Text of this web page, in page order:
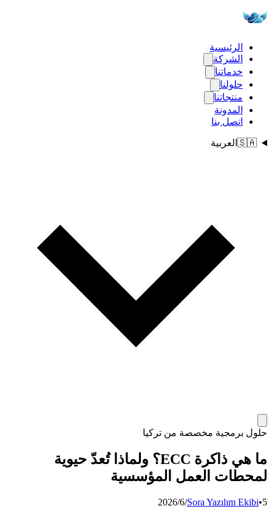
الرئيسية
الشركة
خدماتنا
حلولنا
منتجاتنا
المدونة
اتصل بنا
🇸🇦العربية
حلول برمجية مخصصة من تركيا
ما هي ذاكرة ECC؟ ولماذا تُعدّ حيوية
لمحطات العمل المؤسسية
Sora Yazılım Ekibi•5‏/6‏/2026